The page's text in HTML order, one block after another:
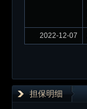
2022-12-07
担保明细